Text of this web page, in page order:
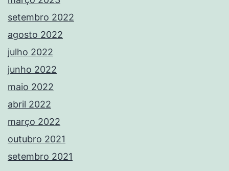
setembro 2022
agosto 2022
julho 2022
junho 2022
maio 2022
abril 2022
março 2022
outubro 2021
setembro 2021